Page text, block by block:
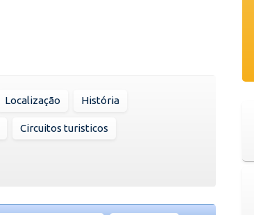
Localização História
Circuitos turisticos